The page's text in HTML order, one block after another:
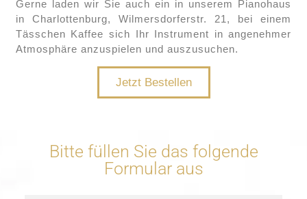
Gerne laden wir Sie auch ein in unserem Pianohaus
in Charlottenburg, Wilmersdorferstr. 21, bei einem
Tässchen Kaffee sich Ihr Instrument in angenehmer
Atmosphäre anzuspielen und auszusuchen.
Jetzt Bestellen
Bitte füllen Sie das folgende
Formular aus